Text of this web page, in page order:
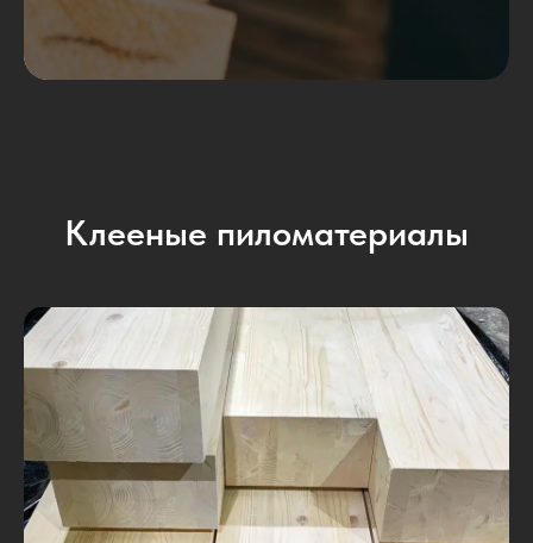
Клееные пиломатериалы